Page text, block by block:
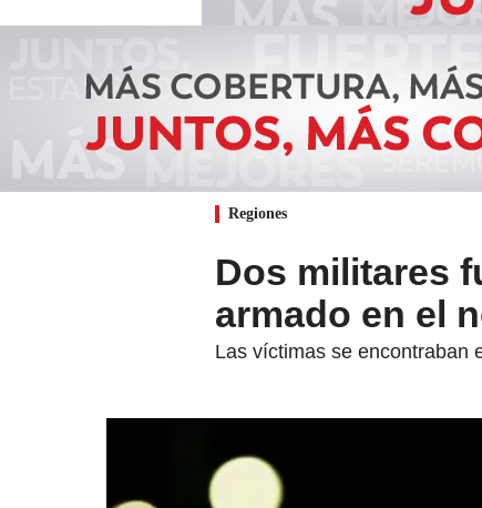
Regiones
Dos militares
armado en el
Las víctimas se encontraban